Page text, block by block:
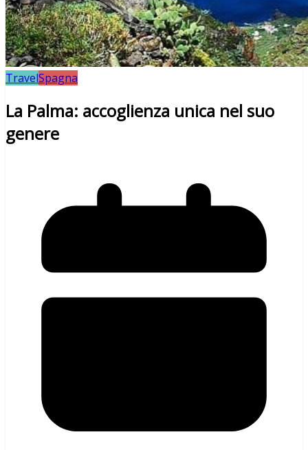
TravelSpagna
La Palma: accoglienza unica nel suo
genere